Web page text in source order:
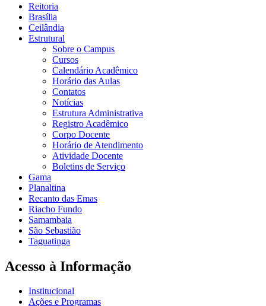
Reitoria
Brasília
Ceilândia
Estrutural
Sobre o Campus
Cursos
Calendário Acadêmico
Horário das Aulas
Contatos
Notícias
Estrutura Administrativa
Registro Acadêmico
Corpo Docente
Horário de Atendimento
Atividade Docente
Boletins de Serviço
Gama
Planaltina
Recanto das Emas
Riacho Fundo
Samambaia
São Sebastião
Taguatinga
Acesso à Informação
Institucional
Ações e Programas